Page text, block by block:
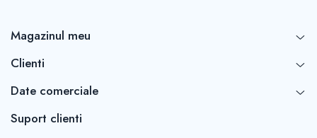
Magazinul meu
Clienti
Date comerciale
Suport clienti